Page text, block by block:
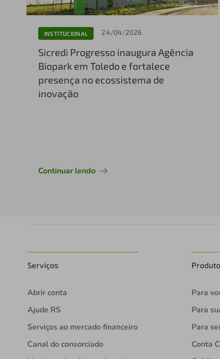
INSTITUCIONAL 24/04/2026
Sicredi Progresso inaugura Agência
Biopark em Toledo e fortalece
presença no ecossistema de
inovação
Continuar lendo
Serviços
Abrir conta
Ajude RS
Serviços ao mercado financeiro
Canal do consorciado
Para
Para
Para
Conta